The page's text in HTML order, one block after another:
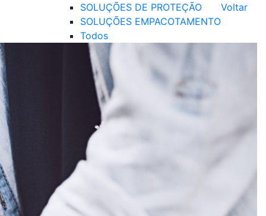
Voltar
SOLUÇÕES DE PROTEÇÃO
SOLUÇÕES EMPACOTAMENTO
Todos